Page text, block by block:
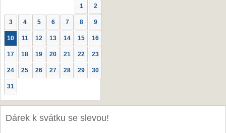
1 2
3 4 5 6 7 8 9
10 11 12 13 14 15 16
17 18 19 20 21 22 23
24 25 26 27 28 29 30
31
Dárek k svátku se slevou!